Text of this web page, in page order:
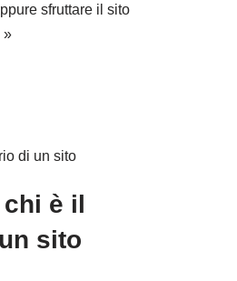
sfruttare il sito
»
è il
sito